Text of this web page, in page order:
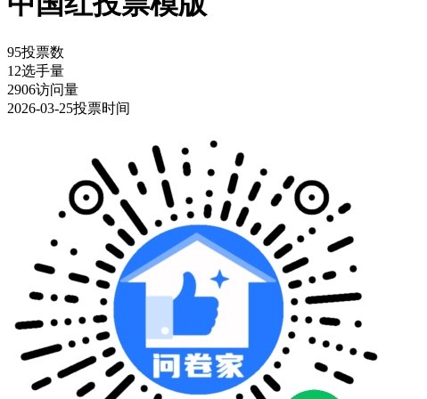
95投票数
12选手量
2906访问量
2026-03-25投票时间